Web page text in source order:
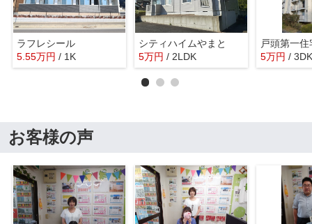
ラフレシール
5.55万円 / 1K
シティハイムやまと
5万円 / 2LDK
戸頭第一
5万円 / 3DK
お客様の声